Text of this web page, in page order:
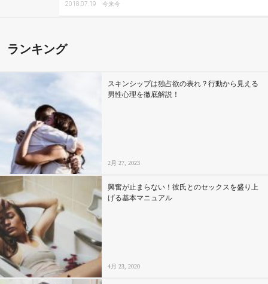
2018.07.19 今来今
ランキング
スキンシップは独占欲の表れ？行動から見える
男性心理を徹底解説！
2月 27, 2023
興奮が止まらない！彼氏とのセックスを盛り上
げる基本マニュアル
4月 23, 2020